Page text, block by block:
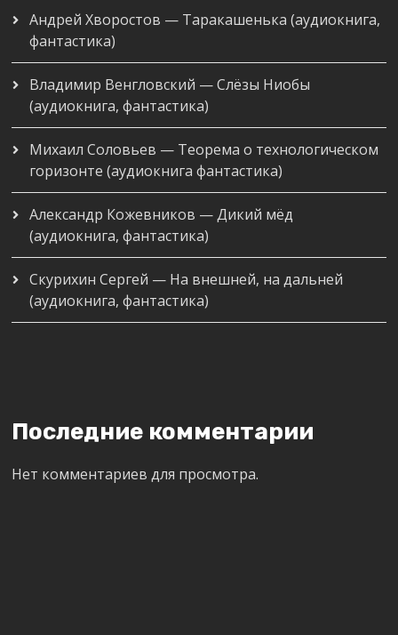
Андрей Хворостов — Таракашенька (аудиокнига,
фантастика)
Владимир Венгловский — Слёзы Ниобы
(аудиокнига, фантастика)
Михаил Соловьев — Теорема о технологическом
горизонте (аудиокнига фантастика)
Александр Кожевников — Дикий мёд
(аудиокнига, фантастика)
Скурихин Сергей — На внешней, на дальней
(аудиокнига, фантастика)
Последние комментарии
Нет комментариев для просмотра.